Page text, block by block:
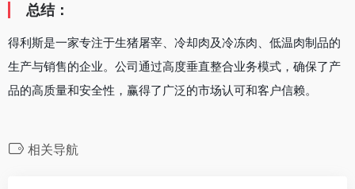
总结：
得利斯是一家专注于生猪屠宰、冷却肉及冷冻肉、低温肉制品的
生产与销售的企业。公司通过高度垂直整合业务模式，确保了产
品的高质量和安全性，赢得了广泛的市场认可和客户信赖。
相关导航